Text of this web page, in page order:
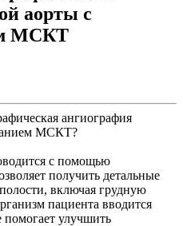
аорты с
МСКТ
ангиография
МСКТ?
с помощью
получить детальные
включая грудную
пациента вводится
помогает улучшить